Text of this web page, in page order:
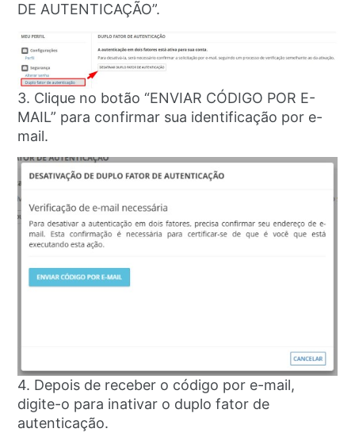
DE AUTENTICAÇÃO”.
3. Clique no botão “ENVIAR CÓDIGO POR E-
MAIL” para confirmar sua identificação por e-
mail.
4. Depois de receber o código por e-mail,
digite-o para inativar o duplo fator de
autenticação.